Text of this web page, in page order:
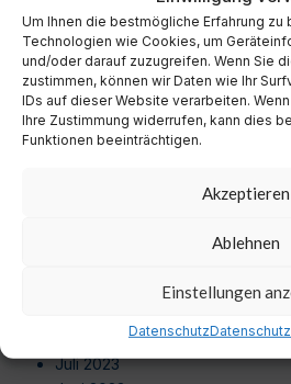
Um Ihnen die bestmögliche Erfahrung zu
Technologien wie Cookies, um
und/oder darauf zuzugreifen. Wenn Sie
zustimmen, können wir Daten wie Ihr
IDs auf dieser Website verarbeiten.
Ihre Zustimmung widerrufen, kann dies
Funktionen beeinträchtigen.
Akzeptieren
Ablehnen
Einstellungen
DatenschutzDatenschutz
August 2024
Juli 2024
Juni 2024
Mai 2024
April 2024
August 2023
Juli 2023